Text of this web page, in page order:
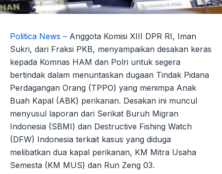
Politica News – Anggota Komisi XIII DPR RI, Iman
Sukri, dari Fraksi PKB, menyampaikan desakan keras
kepada Komnas HAM dan Polri untuk segera
bertindak dalam menuntaskan dugaan Tindak Pidana
Perdagangan Orang (TPPO) yang menimpa Anak
Buah Kapal (ABK) perikanan. Desakan ini muncul
menyusul laporan dari Serikat Buruh Migran
Indonesia (SBMI) dan Destructive Fishing Watch
(DFW) Indonesia terkait kasus yang diduga
melibatkan dua kapal perikanan, KM Mitra Usaha
Semesta (KM MUS) dan Run Zeng 03.